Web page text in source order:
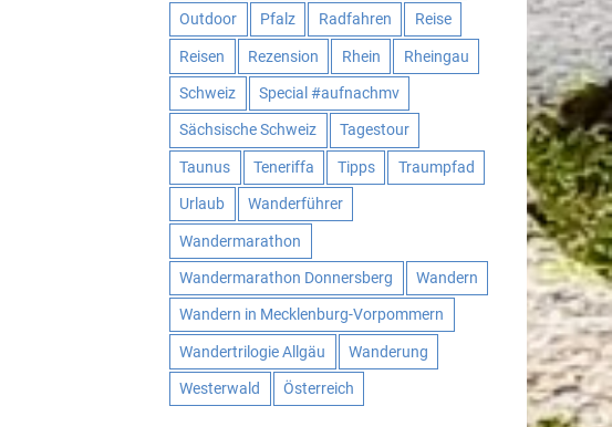
Outdoor Pfalz Radfahren Reise
Reisen Rezension Rhein Rheingau
Schweiz Special #aufnachmv
Sächsische Schweiz Tagestour
Taunus Teneriffa Tipps Traumpfad
Urlaub Wanderführer
Wandermarathon
Wandermarathon Donnersberg Wandern
Wandern in Mecklenburg-Vorpommern
Wandertrilogie Allgäu Wanderung
Westerwald Österreich